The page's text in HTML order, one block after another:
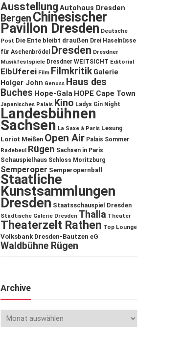
Ausstellung Autohaus Dresden
Bergen Chinesischer
Pavillon Dresden Deutsche
Post Die Ente bleibt draußen Drei Haselnüsse
für Aschenbrödel
Dresden Dresdner
Musikfestspiele Dresdner WEITSICHT Editorial
ElbUferei Film Filmkritik Galerie
Holger John Genuss Haus des
Buches Hope-Gala HOPE Cape Town
Japanisches Palais Kino Ladys Gin Night
Landesbühnen
Sachsen La Saxe à Paris Lesung
Loriot Meißen Open Air Palais Sommer
Radebeul Rügen Sachsen in Paris
Schauspielhaus Schloss Moritzburg
Semperoper Semperopernball
Staatliche
Kunstsammlungen
Dresden Staatsschauspiel Dresden
Städtische Galerie Dresden Thalia Theater
Theaterzelt Rathen Top Lounge
Volksbank Dresden-Bautzen eG
Waldbühne Rügen
Archive